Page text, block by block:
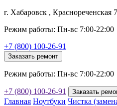
г. Хабаровск , Краснореченская
Режим работы: Пн-вс 7:00-22:00
+7 (800) 100-26-91
Заказать ремонт
Режим работы: Пн-вс 7:00-22:00
+7 (800) 100-26-91 Заказать
Главная Ноутбуки Чистка